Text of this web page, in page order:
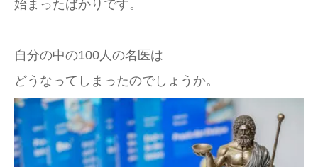
始まったばかりです。
自分の中の100人の名医は
どうなってしまったのでしょうか。